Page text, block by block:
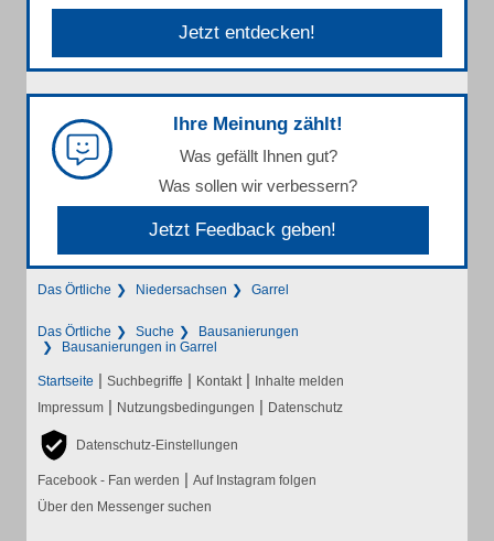
Jetzt entdecken!
Ihre Meinung zählt!
Was gefällt Ihnen gut?
Was sollen wir verbessern?
Jetzt Feedback geben!
Das Örtliche Niedersachsen Garrel
Das Örtliche Suche
Bausanierungen
Bausanierungen in Garrel
Startseite | Suchbegriffe | Kontakt | Inhalte melden
Impressum | Nutzungsbedingungen | Datenschutz
Datenschutz-Einstellungen
Facebook - Fan werden | Auf Instagram folgen
Über den Messenger suchen